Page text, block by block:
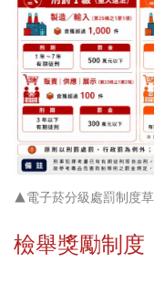
▲電子菸分級處罰制度草
檢舉獎勵制度